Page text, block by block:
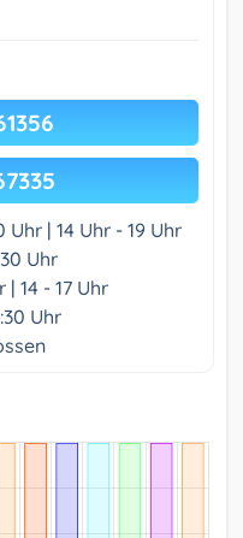
Uhr | 14 Uhr - 19 Uhr
Uhr
| 14 - 17 Uhr
Uhr